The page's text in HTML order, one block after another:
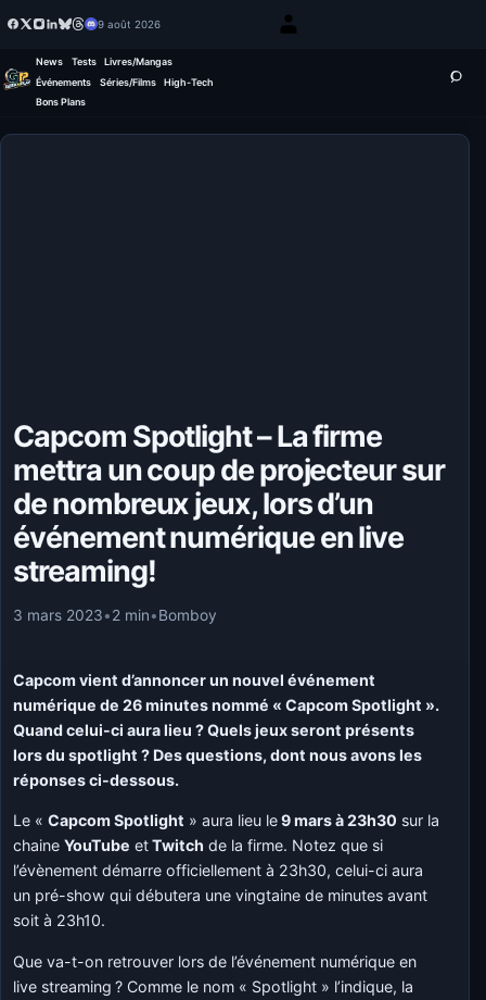
9 août 2026
News Tests
Livres/Mangas
Événements
Séries/Films
High-Tech
Bons Plans
Capcom Spotlight – La firme
mettra un coup de projecteur sur
de nombreux jeux, lors d’un
événement numérique en live
streaming!
3 mars 2023•2 min•Bomboy
Capcom vient d’annoncer un nouvel événement
numérique de 26 minutes nommé « Capcom Spotlight ».
Quand celui-ci aura lieu ? Quels jeux seront présents
lors du spotlight ? Des questions, dont nous avons les
réponses ci-dessous.
Le «Capcom Spotlight » aura lieu le9 mars à 23h30 sur la
chaineYouTube etTwitch de la firme. Notez que si
l’évènement démarre officiellement à 23h30, celui-ci aura
un pré-show qui débutera une vingtaine de minutes avant
soit à 23h10.
Que va-t-on retrouver lors de l’événement numérique en
live streaming ? Comme le nom « Spotlight » l’indique, la